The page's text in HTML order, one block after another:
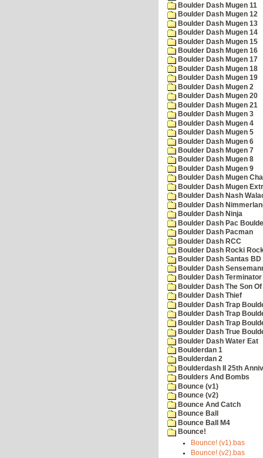
Boulder Dash Mugen 11
Boulder Dash Mugen 12
Boulder Dash Mugen 13
Boulder Dash Mugen 14
Boulder Dash Mugen 15
Boulder Dash Mugen 16
Boulder Dash Mugen 17
Boulder Dash Mugen 18
Boulder Dash Mugen 19
Boulder Dash Mugen 2
Boulder Dash Mugen 20
Boulder Dash Mugen 21
Boulder Dash Mugen 3
Boulder Dash Mugen 4
Boulder Dash Mugen 5
Boulder Dash Mugen 6
Boulder Dash Mugen 7
Boulder Dash Mugen 8
Boulder Dash Mugen 9
Boulder Dash Mugen
Boulder Dash Mugen
Boulder Dash Nash
Boulder Dash
Boulder Dash Ninja
Boulder Dash Pac
Boulder Dash Pacman
Boulder Dash RCC
Boulder Dash Rocki
Boulder Dash Santas
Boulder Dash
Boulder Dash
Boulder Dash The Son
Boulder Dash Thief
Boulder Dash Trap
Boulder Dash Trap
Boulder Dash Trap
Boulder Dash True
Boulder Dash Water Eat
Boulderdan 1
Boulderdan 2
Boulderdash II 25th
Boulders And Bombs
Bounce (v1)
Bounce (v2)
Bounce And Catch
Bounce Ball
Bounce Ball M4
Bounce!
Bounce! (v1).bas
Bounce! (v2).bas